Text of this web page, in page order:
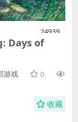
24939
Days of
游戏
0
收藏